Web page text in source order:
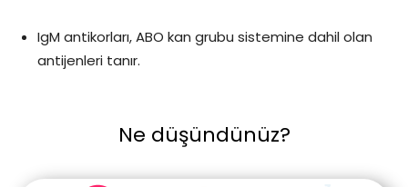
IgM antikorları, ABO kan grubu sistemine dahil olan
antijenleri tanır.
Ne düşündünüz?